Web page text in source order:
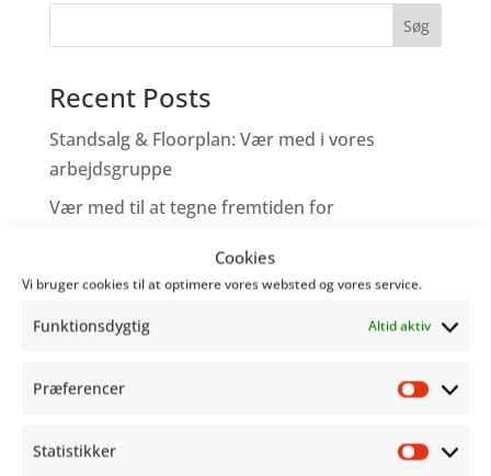
Cookies
Vi bruger cookies til at optimere vores websted og vores service.
Funktionsdygtig Altid aktiv
Præferencer
Statistikker
Recent Posts
Standsalg & Floorplan: Vær med i vores
arbejdsgruppe
Vær med til at tegne fremtiden for
Tegneserieskabere – Tag med os på Comic
Genoplev programmet fra Word Balloon
Hjælp os med at gøre festivalen bedre!
Recent Comments